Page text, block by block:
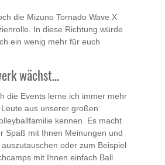
die Mizuno Tornado Wave X
In diese Richtung würde
ein wenig mehr für euch
wächst…
die Events lerne ich immer mehr
aus unserer großen
kennen. Es macht
Spaß mit Ihnen Meinungen und
oder zum Beispiel
mit Ihnen einfach Ball